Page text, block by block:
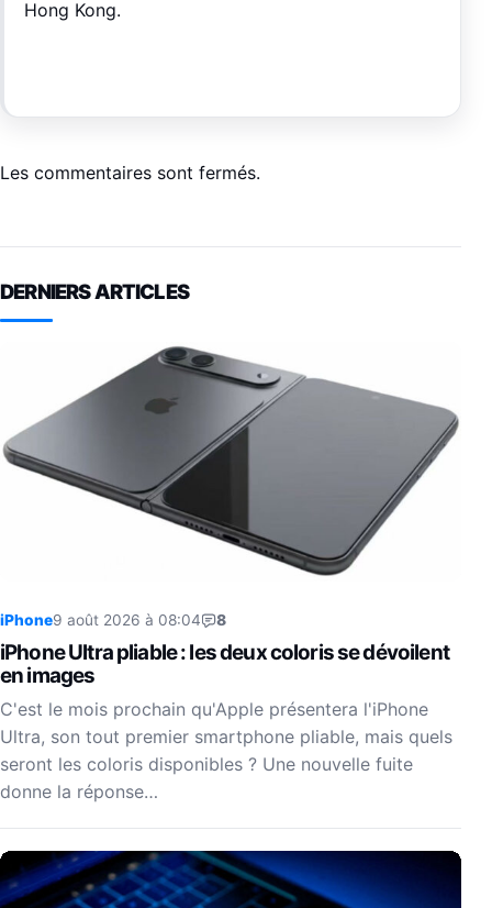
Hong Kong.
Les commentaires sont fermés.
DERNIERS ARTICLES
iPhone9 août 2026 à 08:04 8
iPhone Ultra pliable : les deux coloris se dévoilent
en images
C'est le mois prochain qu'Apple présentera l'iPhone
Ultra, son tout premier smartphone pliable, mais quels
seront les coloris disponibles ? Une nouvelle fuite
donne la réponse…